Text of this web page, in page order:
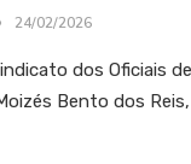
24/02/2026
dos Oficiais
Bento dos